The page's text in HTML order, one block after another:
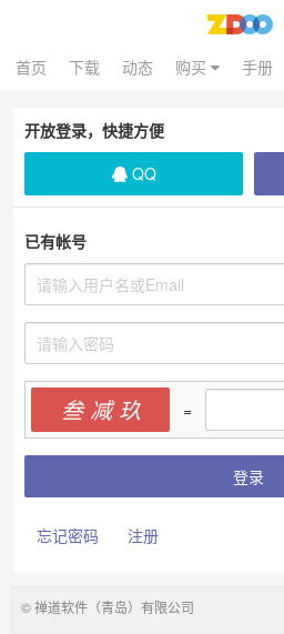
首页 下载 动态 购买 手册
开放登录，快捷方便
QQ
已有帐号
叁 减 玖 =
忘记密码 注册
©禅道软件（青岛）有限公司